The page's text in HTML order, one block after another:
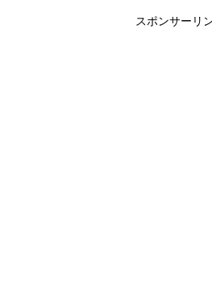
スポンサーリ